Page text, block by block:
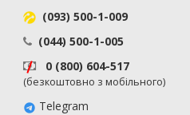
(093) 500-1-009
(044) 500-1-005
0 (800) 604-517
(безкоштовно з мобільного)
Telegram